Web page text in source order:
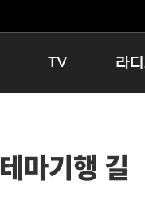
TV
인생내컷
테마기행 길
라
16:00
우리 고
테마기행 길